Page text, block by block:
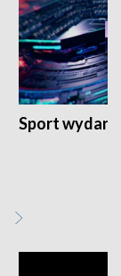
Sport